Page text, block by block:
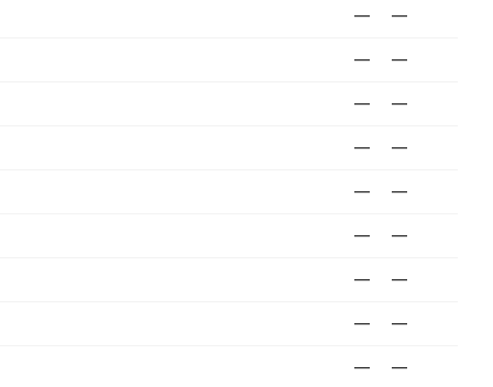
— —
— —
— —
— —
— —
— —
— —
— —
— —